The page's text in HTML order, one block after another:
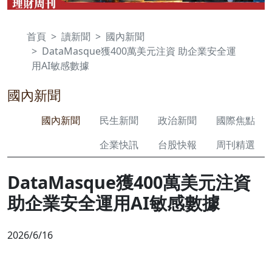
首頁 讀新聞
國內新聞
DataMasque獲400萬美元注資 助企業安全運
用AI敏感數據
國內新聞
國內新聞 民生新聞 政治新聞
國際焦點
企業快訊
台股快報 周刊精選
DataMasque獲400萬美元注資
助企業安全運用AI敏感數據
2026/6/16